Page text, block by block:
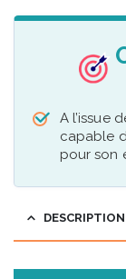
A l’issue
capable
pour son
DESCRIPTION